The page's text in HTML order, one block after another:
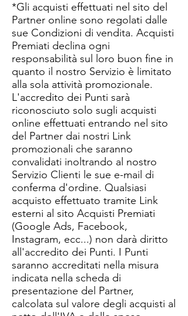
*Gli acquisti effettuati nel sito del
Partner online sono regolati dalle
sue Condizioni di vendita. Acquisti
Premiati declina ogni
responsabilità sul loro buon fine in
quanto il nostro Servizio è limitato
alla sola attività promozionale.
L'accredito dei Punti sarà
riconosciuto solo sugli acquisti
online effettuati entrando nel sito
del Partner dai nostri Link
promozionali che saranno
convalidati inoltrando al nostro
Servizio Clienti le sue e-mail di
conferma d'ordine. Qualsiasi
acquisto effettuato tramite Link
esterni al sito Acquisti Premiati
(Google Ads, Facebook,
Instagram, ecc...) non darà diritto
all'accredito dei Punti. I Punti
saranno accreditati nella misura
indicata nella scheda di
presentazione del Partner,
calcolata sul valore degli acquisti al